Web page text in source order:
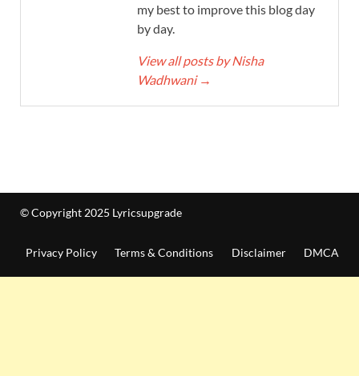
my best to improve this blog day
by day.
View all posts by Nisha
Wadhwani →
© Copyright 2025 Lyricsupgrade
Privacy Policy Terms & Conditions Disclaimer DMCA